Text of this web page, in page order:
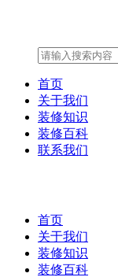
首页
关于我们
装修知识
装修百科
联系我们
首页
关于我们
装修知识
装修百科